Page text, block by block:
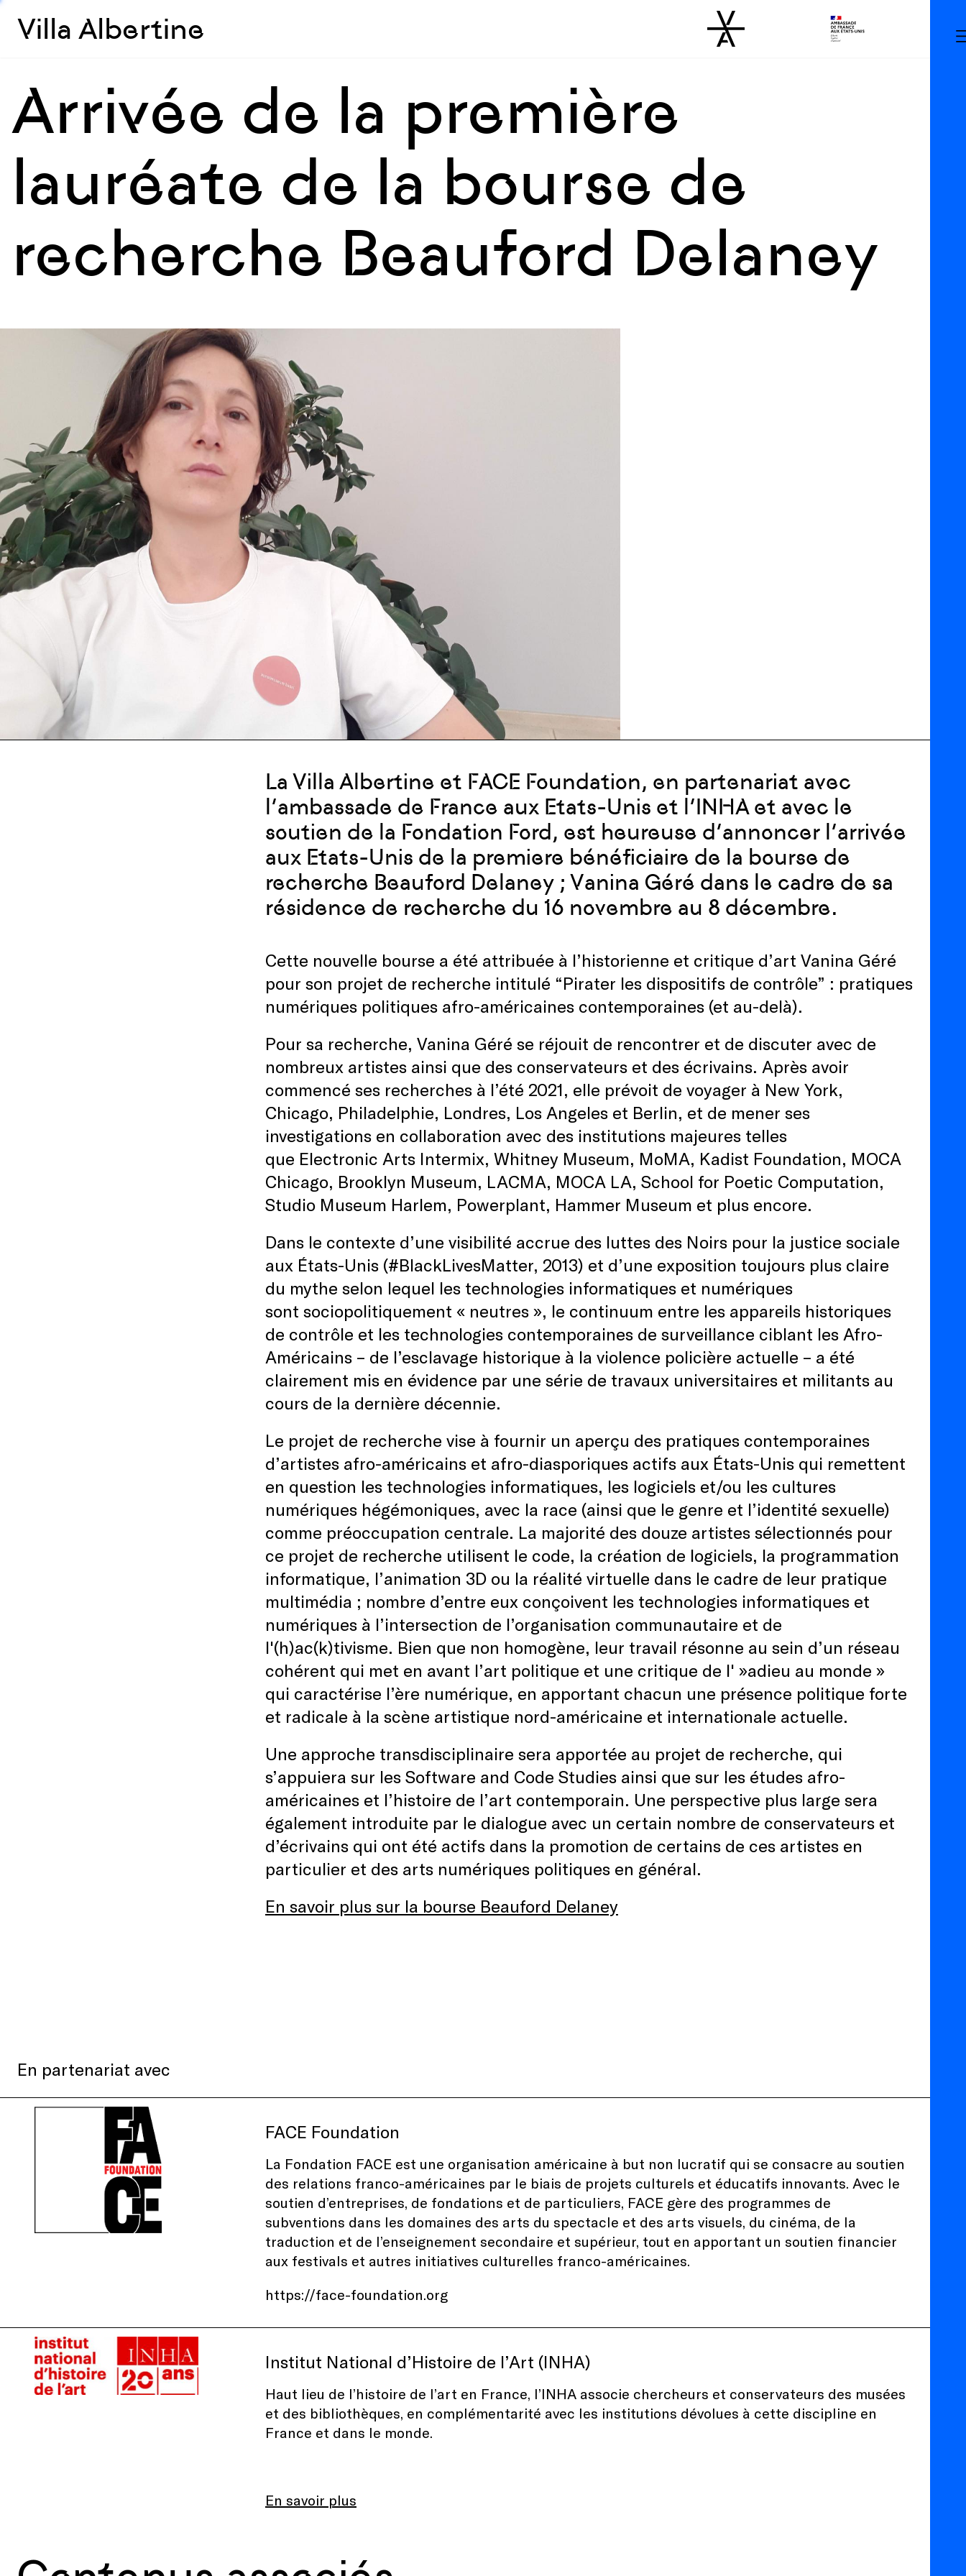
Villa Albertine
Arrivée de la première
lauréate de la bourse de
recherche Beauford Delaney
La Villa Albertine et FACE Foundation, en partenariat avec
l’ambassade de France aux Etats-Unis et l’INHA et avec le
soutien de la Fondation Ford, est heureuse d’annoncer l’arrivée
aux Etats-Unis de la premiere bénéficiaire de la bourse de
recherche Beauford Delaney ; Vanina Géré dans le cadre de sa
résidence de recherche du 16 novembre au 8 décembre.
Cette nouvelle bourse a été attribuée à l’historienne et critique d’art Vanina Géré
pour son projet de recherche intitulé “Pirater les dispositifs de contrôle” : pratiques
numériques politiques afro-américaines contemporaines (et au-delà).
Pour sa recherche, Vanina Géré se réjouit de rencontrer et de discuter avec de
nombreux artistes ainsi que des conservateurs et des écrivains. Après avoir
commencé ses recherches à l’été 2021, elle prévoit de voyager à New York,
Chicago, Philadelphie, Londres, Los Angeles et Berlin, et de mener ses
investigations en collaboration avec des institutions majeures telles
que Electronic Arts Intermix, Whitney Museum, MoMA, Kadist Foundation, MOCA
Chicago, Brooklyn Museum, LACMA, MOCA LA, School for Poetic Computation,
Studio Museum Harlem, Powerplant, Hammer Museum et plus encore.
Dans le contexte d’une visibilité accrue des luttes des Noirs pour la justice sociale
aux États-Unis (#BlackLivesMatter, 2013) et d’une exposition toujours plus claire
du mythe selon lequel les technologies informatiques et numériques
sont sociopolitiquement « neutres », le continuum entre les appareils historiques
de contrôle et les technologies contemporaines de surveillance ciblant les Afro-
Américains – de l’esclavage historique à la violence policière actuelle – a été
clairement mis en évidence par une série de travaux universitaires et militants au
cours de la dernière décennie.
Le projet de recherche vise à fournir un aperçu des pratiques contemporaines
d’artistes afro-américains et afro-diasporiques actifs aux États-Unis qui remettent
en question les technologies informatiques, les logiciels et/ou les cultures
numériques hégémoniques, avec la race (ainsi que le genre et l’identité sexuelle)
comme préoccupation centrale. La majorité des douze artistes sélectionnés pour
ce projet de recherche utilisent le code, la création de logiciels, la programmation
informatique, l’animation 3D ou la réalité virtuelle dans le cadre de leur pratique
multimédia ; nombre d’entre eux conçoivent les technologies informatiques et
numériques à l’intersection de l’organisation communautaire et de
l'(h)ac(k)tivisme. Bien que non homogène, leur travail résonne au sein d’un réseau
cohérent qui met en avant l’art politique et une critique de l' »adieu au monde »
qui caractérise l’ère numérique, en apportant chacun une présence politique forte
et radicale à la scène artistique nord-américaine et internationale actuelle.
Une approche transdisciplinaire sera apportée au projet de recherche, qui
s’appuiera sur les Software and Code Studies ainsi que sur les études afro-
américaines et l’histoire de l’art contemporain. Une perspective plus large sera
également introduite par le dialogue avec un certain nombre de conservateurs et
d’écrivains qui ont été actifs dans la promotion de certains de ces artistes en
particulier et des arts numériques politiques en général.
En savoir plus sur la bourse Beauford Delaney
En partenariat avec
FACE Foundation
La Fondation FACE est une organisation américaine à but non lucratif qui se consacre au soutien
des relations franco-américaines par le biais de projets culturels et éducatifs innovants. Avec le
soutien d’entreprises, de fondations et de particuliers, FACE gère des programmes de
subventions dans les domaines des arts du spectacle et des arts visuels, du cinéma, de la
traduction et de l’enseignement secondaire et supérieur, tout en apportant un soutien financier
aux festivals et autres initiatives culturelles franco-américaines.
https://face-foundation.org
Institut National d’Histoire de l’Art (INHA)
Haut lieu de l’histoire de l’art en France, l’INHA associe chercheurs et conservateurs des musées
et des bibliothèques, en complémentarité avec les institutions dévolues à cette discipline en
France et dans le monde.
En savoir plus